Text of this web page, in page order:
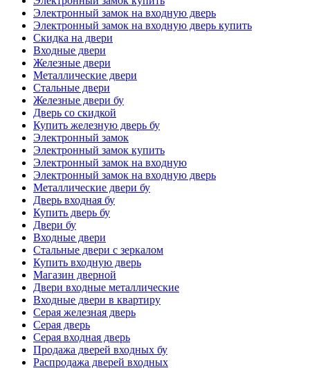
Электронный замок на входную дверь
Электронный замок на входную дверь купить
Скидка на двери
Входные двери
Железные двери
Металлические двери
Стальные двери
Железные двери бу
Дверь со скидкой
Купить железную дверь бу
Электронный замок
Электронный замок купить
Электронный замок на входную
Электронный замок на входную дверь
Металлические двери бу
Дверь входная бу
Купить дверь бу
Двери бу
Входные двери
Стальные двери с зеркалом
Купить входную дверь
Магазин дверной
Двери входные металлические
Входные двери в квартиру
Серая железная дверь
Серая дверь
Серая входная дверь
Продажа дверей входных бу
Распродажа дверей входных